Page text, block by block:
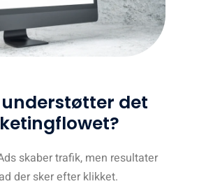
det
skaber trafik, men resultater
der sker efter klikket.